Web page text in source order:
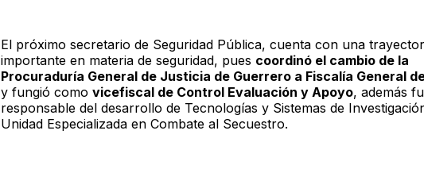
El próximo secretario de Seguridad Pública, cuenta con una
importante en materia de seguridad, pues coordinó el cambio de la
Procuraduría General de Justicia de Guerrero a Fiscalía General
y fungió como vicefiscal de Control Evaluación y Apoyo, además
responsable del desarrollo de Tecnologías y Sistemas de
Unidad Especializada en Combate al Secuestro.